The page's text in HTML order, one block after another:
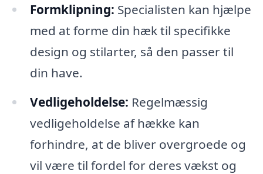
Formklipning: Specialisten kan hjælpe
med at forme din hæk til specifikke
design og stilarter, så den passer til
din have.
Vedligeholdelse: Regelmæssig
vedligeholdelse af hække kan
forhindre, at de bliver overgroede og
vil være til fordel for deres vækst og